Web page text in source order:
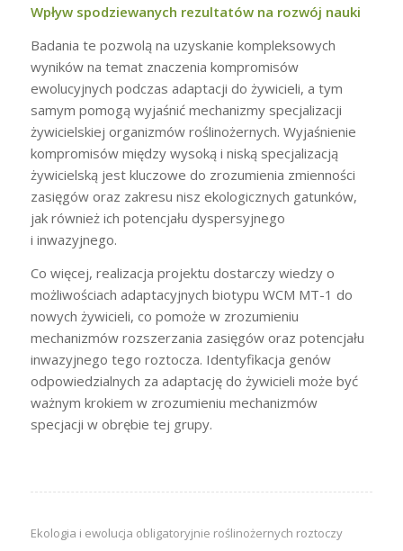
Wpływ spodziewanych rezultatów na rozwój nauki
Badania te pozwolą na uzyskanie kompleksowych
wyników na temat znaczenia kompromisów
ewolucyjnych podczas adaptacji do żywicieli, a tym
samym pomogą wyjaśnić mechanizmy specjalizacji
żywicielskiej organizmów roślinożernych. Wyjaśnienie
kompromisów między wysoką i niską specjalizacją
żywicielską jest kluczowe do zrozumienia zmienności
zasięgów oraz zakresu nisz ekologicznych gatunków,
jak również ich potencjału dyspersyjnego
i inwazyjnego.
Co więcej, realizacja projektu dostarczy wiedzy o
możliwościach adaptacyjnych biotypu WCM MT-1 do
nowych żywicieli, co pomoże w zrozumieniu
mechanizmów rozszerzania zasięgów oraz potencjału
inwazyjnego tego roztocza. Identyfikacja genów
odpowiedzialnych za adaptację do żywicieli może być
ważnym krokiem w zrozumieniu mechanizmów
specjacji w obrębie tej grupy.
Ekologia i ewolucja obligatoryjnie roślinożernych roztoczy